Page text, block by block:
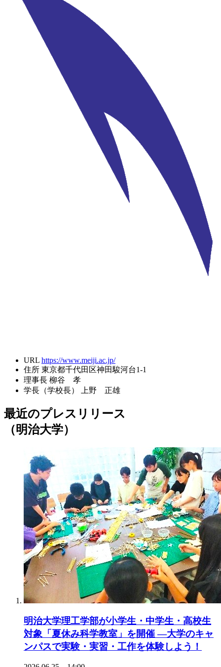
URL https://www.meiji.ac.jp/
住所 東京都千代田区神田駿河台1-1
理事長 柳谷 孝
学長（学校長）
上野 正雄
最近のプレスリリース
（明治大学）
明治大学理工学部が小学生・中学生・高校生
対象「夏休み科学教室」を開催 ―大学のキャ
ンパスで実験・実習・工作を体験しよう！